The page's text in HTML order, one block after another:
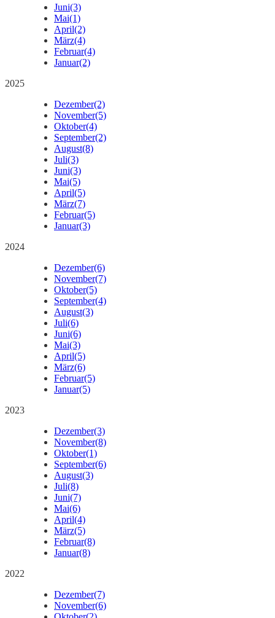
Juni(3)
Mai(1)
April(2)
März(4)
Februar(4)
Januar(2)
2025
Dezember(2)
November(5)
Oktober(4)
September(2)
August(8)
Juli(3)
Juni(3)
Mai(5)
April(5)
März(7)
Februar(5)
Januar(3)
2024
Dezember(6)
November(7)
Oktober(5)
September(4)
August(3)
Juli(6)
Juni(6)
Mai(3)
April(5)
März(6)
Februar(5)
Januar(5)
2023
Dezember(3)
November(8)
Oktober(1)
September(6)
August(3)
Juli(8)
Juni(7)
Mai(6)
April(4)
März(5)
Februar(8)
Januar(8)
2022
Dezember(7)
November(6)